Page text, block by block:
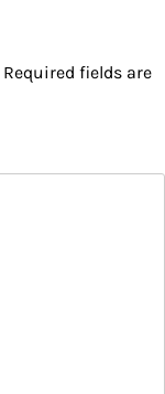
Required fields are